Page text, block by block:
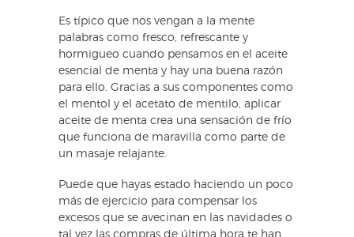
Es típico que nos vengan a la mente
palabras como fresco, refrescante y
hormigueo cuando pensamos en el aceite
esencial de menta y hay una buena razón
para ello. Gracias a sus componentes como
el mentol y el acetato de mentilo, aplicar
aceite de menta crea una sensación de frío
que funciona de maravilla como parte de
un masaje relajante.
Puede que hayas estado haciendo un poco
más de ejercicio para compensar los
excesos que se avecinan en las navidades o
tal vez las compras de última hora te han